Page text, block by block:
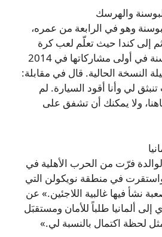
والهرسك
وهو في الرابعة من عمره،
ثم إلى كندا حيث تعلّم لعب كرة
القدم. شارك مع البوسنة في أولى مشاركاتها في 2014
النسخة الحالية. قال في مقابلة:
تنبثق لي وأنا أقود السيارة. لم
ولا يمكنك أن تشفق على
فرّت من الحرب الأهلية في
عام 1991 واستقرت في منطقة نويكولن التي
نشأ فيها غالبية اللاجئين.» عن
إلى ألمانيا طلباً للأمان ومستقبَل
لحظة اكتمال بالنسبة لي.»